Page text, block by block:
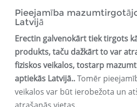
Pieejamība
Latvijā
Erectin galvenokārt tiek tirgots
produkts, taču dažkārt to var
fiziskos veikalos, tostarp
aptiekās Latvijā..Tomēr
veikalos var būt ierobežota un